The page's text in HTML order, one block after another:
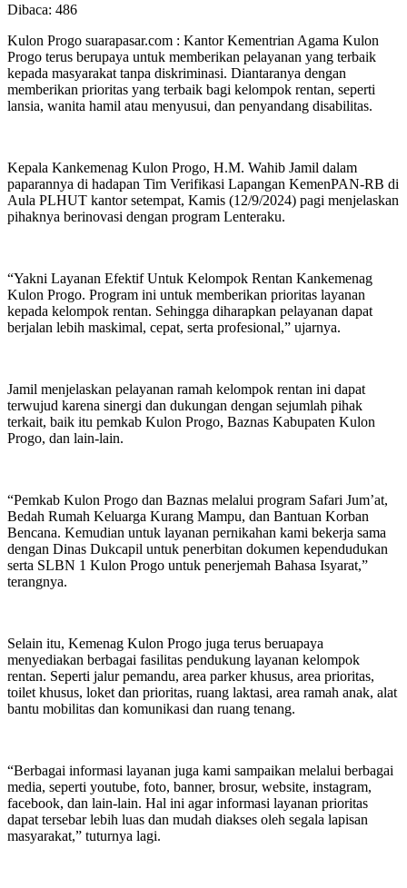
Dibaca: 486
Kulon Progo suarapasar.com : Kantor Kementrian Agama Kulon
Progo terus berupaya untuk memberikan pelayanan yang terbaik
kepada masyarakat tanpa diskriminasi. Diantaranya dengan
memberikan prioritas yang terbaik bagi kelompok rentan, seperti
lansia, wanita hamil atau menyusui, dan penyandang disabilitas.
Kepala Kankemenag Kulon Progo, H.M. Wahib Jamil dalam
paparannya di hadapan Tim Verifikasi Lapangan KemenPAN-RB di
Aula PLHUT kantor setempat, Kamis (12/9/2024) pagi menjelaskan
pihaknya berinovasi dengan program Lenteraku.
“Yakni Layanan Efektif Untuk Kelompok Rentan Kankemenag
Kulon Progo. Program ini untuk memberikan prioritas layanan
kepada kelompok rentan. Sehingga diharapkan pelayanan dapat
berjalan lebih maskimal, cepat, serta profesional,” ujarnya.
Jamil menjelaskan pelayanan ramah kelompok rentan ini dapat
terwujud karena sinergi dan dukungan dengan sejumlah pihak
terkait, baik itu pemkab Kulon Progo, Baznas Kabupaten Kulon
Progo, dan lain-lain.
“Pemkab Kulon Progo dan Baznas melalui program Safari Jum’at,
Bedah Rumah Keluarga Kurang Mampu, dan Bantuan Korban
Bencana. Kemudian untuk layanan pernikahan kami bekerja sama
dengan Dinas Dukcapil untuk penerbitan dokumen kependudukan
serta SLBN 1 Kulon Progo untuk penerjemah Bahasa Isyarat,”
terangnya.
Selain itu, Kemenag Kulon Progo juga terus beruapaya
menyediakan berbagai fasilitas pendukung layanan kelompok
rentan. Seperti jalur pemandu, area parker khusus, area prioritas,
toilet khusus, loket dan prioritas, ruang laktasi, area ramah anak, alat
bantu mobilitas dan komunikasi dan ruang tenang.
“Berbagai informasi layanan juga kami sampaikan melalui berbagai
media, seperti youtube, foto, banner, brosur, website, instagram,
facebook, dan lain-lain. Hal ini agar informasi layanan prioritas
dapat tersebar lebih luas dan mudah diakses oleh segala lapisan
masyarakat,” tuturnya lagi.